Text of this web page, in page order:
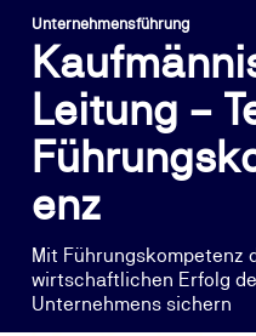
Unternehmensführung
Leitung –
enz
Mit Führungskompetenz
wirtschaftlichen Erfolg
Unternehmens sichern